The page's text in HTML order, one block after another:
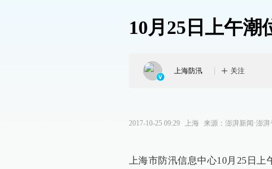
10月25日上午潮
上海防汛 关注
2017-10-25 09:29 上海 来源： 澎湃新闻·澎湃
上海市防汛信息中心10月25日